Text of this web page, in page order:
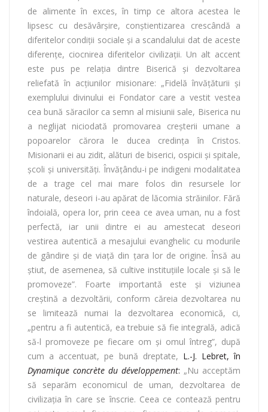
de alimente în exces, în timp ce altora acestea le
lipsesc cu desăvârşire, conştientizarea crescândă a
diferitelor condiţii sociale şi a scandalului dat de aceste
diferenţe, ciocnirea diferitelor civilizaţii. Un alt accent
este pus pe relaţia dintre Biserică şi dezvoltarea
reliefată în acţiunilor misionare: „Fidelă învăţăturii şi
exemplului divinului ei Fondator care a vestit vestea
cea bună săracilor ca semn al misiunii sale, Biserica nu
a neglijat niciodată promovarea creşterii umane a
popoarelor cărora le ducea credinţa în Cristos.
Misionarii ei au zidit, alături de biserici, ospicii şi spitale,
şcoli şi universităţi. Învăţându-i pe indigeni modalitatea
de a trage cel mai mare folos din resursele lor
naturale, deseori i-au apărat de lăcomia străinilor. Fără
îndoială, opera lor, prin ceea ce avea uman, nu a fost
perfectă, iar unii dintre ei au amestecat deseori
vestirea autentică a mesajului evanghelic cu modurile
de gândire şi de viaţă din ţara lor de origine. Însă au
ştiut, de asemenea, să cultive instituţiile locale şi să le
promoveze”. Foarte importantă este şi viziunea
creştină a dezvoltării, conform căreia dezvoltarea nu
se limitează numai la dezvoltarea economică, ci,
„pentru a fi autentică, ea trebuie să fie integrală, adică
să-l promoveze pe fiecare om şi omul întreg”, după
cum a accentuat, pe bună dreptate, L.-J. Lebret, în
Dynamique concrète du développement: „Nu acceptăm
să separăm economicul de uman, dezvoltarea de
civilizaţia în care se înscrie. Ceea ce contează pentru